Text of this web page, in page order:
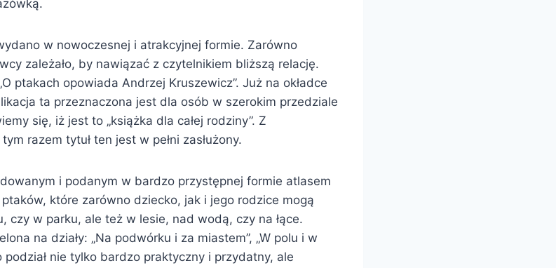
w nowoczesnej i atrakcyjnej formie. Zarówno
zależało, by nawiązać z czytelnikiem bliższą relację.
ptakach opowiada Andrzej Kruszewicz”. Już na okładce
ta przeznaczona jest dla osób w szerokim przedziale
się, iż jest to „książka dla całej rodziny”. Z
razem tytuł ten jest w pełni zasłużony.
i podanym w bardzo przystępnej formie atlasem
które zarówno dziecko, jak i jego rodzice mogą
czy w parku, ale też w lesie, nad wodą, czy na łące.
na działy: „Na podwórku i za miastem”, „W polu i w
podział nie tylko bardzo praktyczny i przydatny, ale